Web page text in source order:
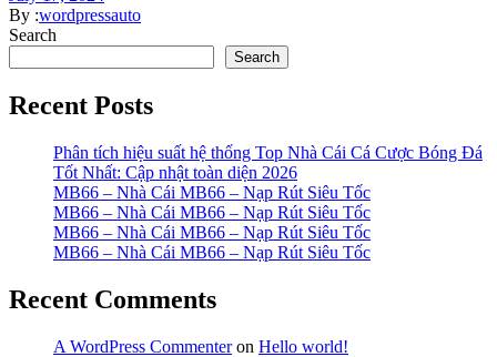
By :wordpressauto
Search
Search
Recent Posts
Phân tích hiệu suất hệ thống Top Nhà Cái Cá Cược Bóng Đá
Tốt Nhất: Cập nhật toàn diện 2026
MB66 – Nhà Cái MB66 – Nạp Rút Siêu Tốc
MB66 – Nhà Cái MB66 – Nạp Rút Siêu Tốc
MB66 – Nhà Cái MB66 – Nạp Rút Siêu Tốc
MB66 – Nhà Cái MB66 – Nạp Rút Siêu Tốc
Recent Comments
A WordPress Commenteron Hello world!